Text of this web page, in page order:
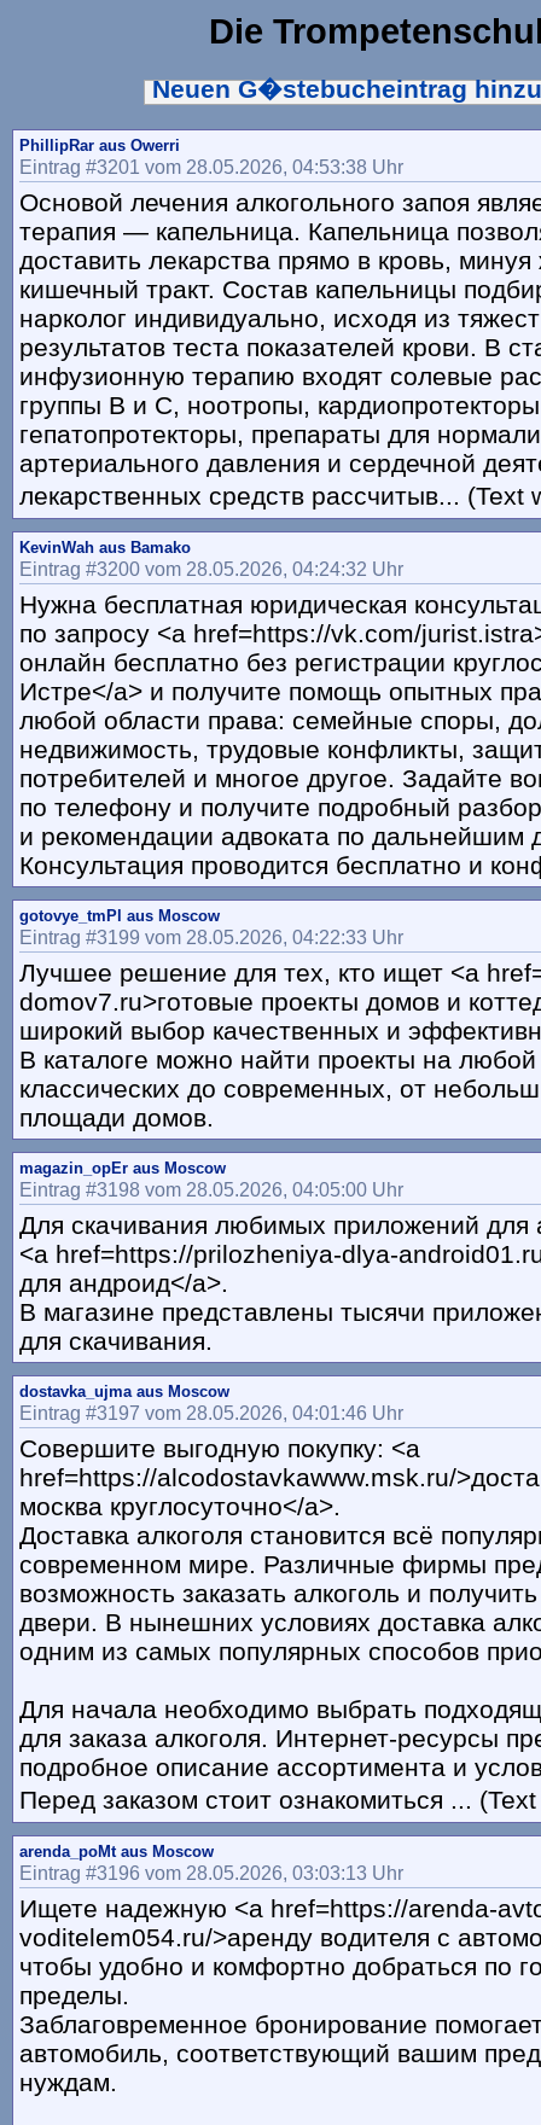
Die
Neuen G�stebucheintrag
PhillipRar aus Owerri
Eintrag #3201 vom 28.05.2026, 04:53:38 Uhr
Основой лечения алкогольного запоя
терапия — капельница. Капельница
доставить лекарства прямо в кровь,
кишечный тракт. Состав капельницы
нарколог индивидуально, исходя из
результатов теста показателей крови. В
инфузионную терапию входят солевые
группы B и C, ноотропы,
гепатопротекторы, препараты для
артериального давления и сердечной
лекарственных средств рассчитыв...
KevinWah aus Bamako
Eintrag #3200 vom 28.05.2026, 04:24:32 Uhr
Нужна бесплатная юридическая
по запросу <a href=https://vk.com/
онлайн бесплатно без регистрации
Истре</a> и получите помощь опытных
любой области права: семейные споры,
недвижимость, трудовые конфликты,
потребителей и многое другое. Задайте
по телефону и получите подробный
и рекомендации адвоката по дальнейшим
Консультация проводится бесплатно и
gotovye_tmPl aus Moscow
Eintrag #3199 vom 28.05.2026, 04:22:33 Uhr
Лучшее решение для тех, кто ищет <a
domov7.ru>готовые проекты домов и
широкий выбор качественных и
В каталоге можно найти проекты на любой
классических до современных, от
площади домов.
magazin_opEr aus Moscow
Eintrag #3198 vom 28.05.2026, 04:05:00 Uhr
Для скачивания любимых приложений для
<a href=https://prilozheniya-dlya-
для андроид</a>.
В магазине представлены тысячи
для скачивания.
dostavka_ujma aus Moscow
Eintrag #3197 vom 28.05.2026, 04:01:46 Uhr
Совершите выгодную покупку: <a
href=https://alcodostavkawww.msk.ru/
москва круглосуточно</a>.
Доставка алкоголя становится всё
современном мире. Различные фирмы
возможность заказать алкоголь и
двери. В нынешних условиях доставка
одним из самых популярных способов
Для начала необходимо выбрать
для заказа алкоголя. Интернет-ресурсы
подробное описание ассортимента и
Перед заказом стоит ознакомиться ...
arenda_poMt aus Moscow
Eintrag #3196 vom 28.05.2026, 03:03:13 Uhr
Ищете надежную <a href=https://arenda-
voditelem054.ru/>аренду водителя с
чтобы удобно и комфортно добраться по
пределы.
Заблаговременное бронирование
автомобиль, соответствующий вашим
нуждам.